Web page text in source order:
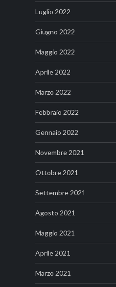
Luglio 2022
Giugno 2022
Maggio 2022
Aprile 2022
Marzo 2022
Febbraio 2022
Gennaio 2022
Novembre 2021
Ottobre 2021
Settembre 2021
Agosto 2021
Maggio 2021
Aprile 2021
Marzo 2021